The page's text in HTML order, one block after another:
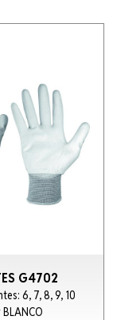
G4702
6, 7, 8, 9, 10